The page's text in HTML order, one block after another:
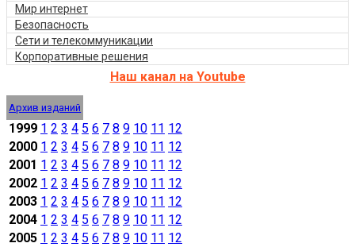
Мир интернет
Безопасность
Сети и телекоммуникации
Корпоративные решения
Наш канал на Youtube
Архив изданий
1999 1 2 3 4 5 6 7 8 9 10 11 12
2000 1 2 3 4 5 6 7 8 9 10 11 12
2001 1 2 3 4 5 6 7 8 9 10 11 12
2002 1 2 3 4 5 6 7 8 9 10 11 12
2003 1 2 3 4 5 6 7 8 9 10 11 12
2004 1 2 3 4 5 6 7 8 9 10 11 12
2005 1 2 3 4 5 6 7 8 9 10 11 12